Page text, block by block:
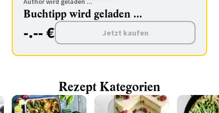
Buchtipp wird geladen ...
-.-- € Jetzt kaufen
Rezept Kategorien